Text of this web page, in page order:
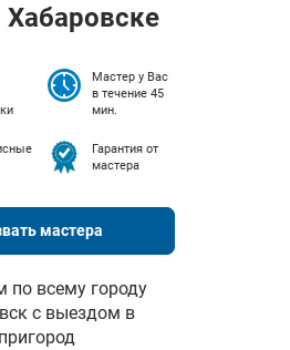
Мастер у Вас
в течение 45
мин.
Гарантия от
мастера
мастера
по всему городу
с выездом в
пригород